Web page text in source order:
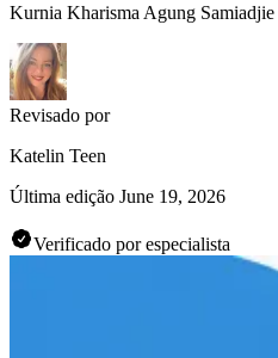
Kurnia Kharisma Agung Samiadjie
Revisado por
Katelin Teen
Última edição June 19, 2026
Verificado por especialista